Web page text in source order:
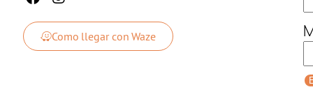
Como llegar con Waze